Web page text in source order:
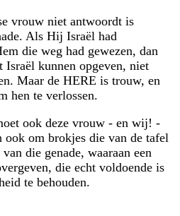
vrouw niet antwoordt is
Als Hij Israël had
die weg had gewezen, dan
kunnen opgeven, niet
Maar de HERE is trouw, en
hen te verlossen.
ook deze vrouw - en wij! -
ook om brokjes die van de tafel
die genade, waaraan een
die echt voldoende is
te behouden.